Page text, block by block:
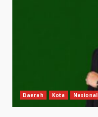
Daerah Kota Nasional